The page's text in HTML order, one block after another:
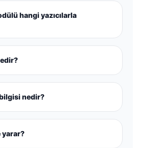
hangi yazıcılarla
nedir?
yarar?